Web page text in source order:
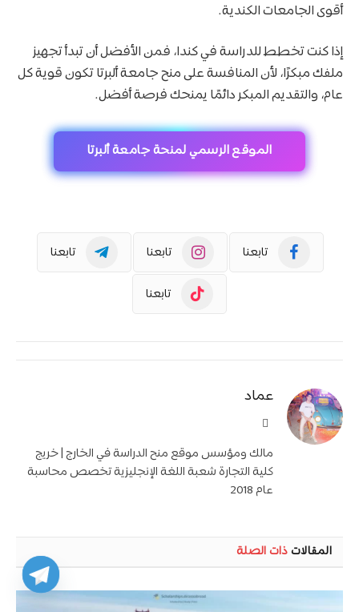
أقوى الجامعات الكندية.
إذا كنت تخطط للدراسة في كندا، فمن الأفضل أن تبدأ تجهيز
ملفك مبكرًا، لأن المنافسة على منح جامعة ألبرتا تكون قوية كل
عام، والتقديم المبكر دائمًا يمنحك فرصة أفضل.
الموقع الرسمي لمنحة جامعة ألبرتا
تابعنا تابعنا تابعنا
تابعنا
عماد
مالك ومؤسس موقع منح الدراسة في الخارج | خريج
كلية التجارة شعبة اللغة الإنجليزية تخصص محاسبة
عام 2018
المقالاتذات الصلة